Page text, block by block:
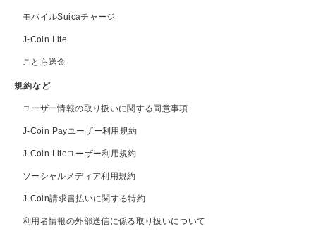
モバイルSuicaチャージ
J-Coin Lite
ことら送金
規約など
ユーザー情報の取り扱いに関する同意事項
J-Coin Payユーザー利用規約
J-Coin Liteユーザー利用規約
ソーシャルメディア利用規約
J-Coin請求書払いに関する特約
利用者情報の外部送信に係る取り扱いについて